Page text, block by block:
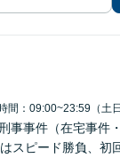
間：09:00~23:59（土日
事事件（在宅事
スピード勝負、初